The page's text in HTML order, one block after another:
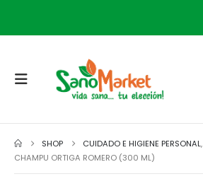
SHOP CUIDADO E HIGIENE PERSONAL,
CHAMPU ORTIGA ROMERO (300 ML)